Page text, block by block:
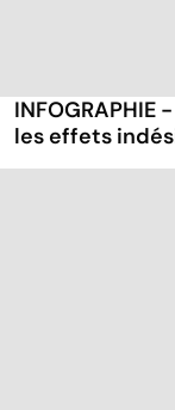
les effets